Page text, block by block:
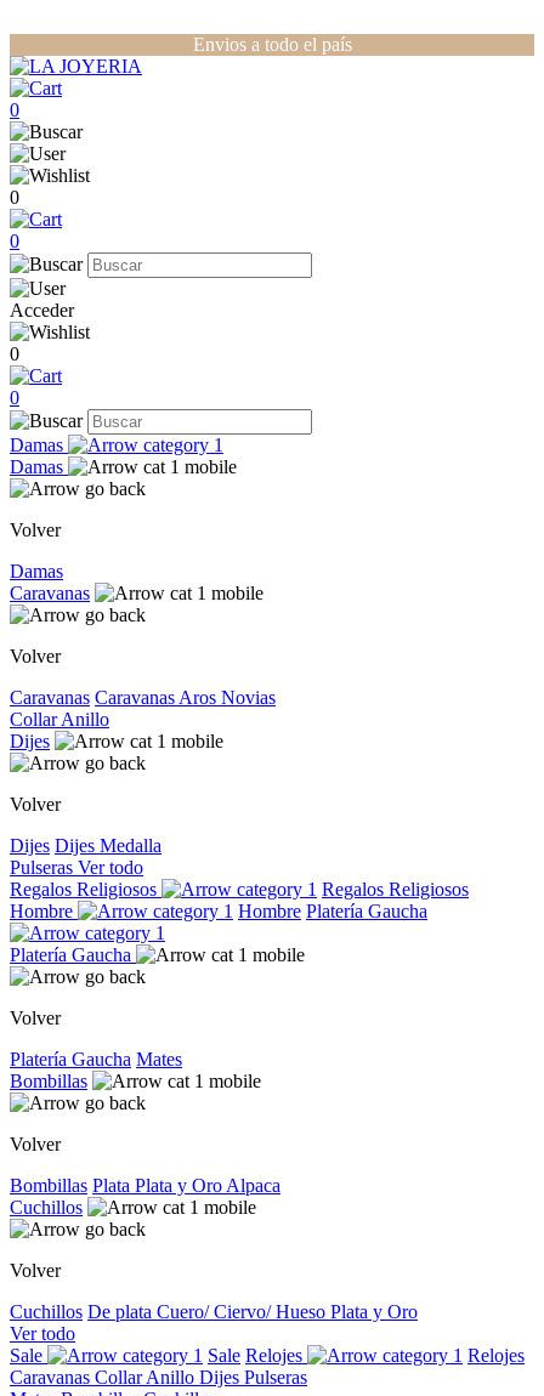
Envios a todo el país
0
0
0
Acceder
0
0
Damas
Damas
Volver
Damas
Caravanas
Volver
Caravanas Caravanas Aros Novias
CollarAnillo
Dijes
Volver
Dijes Dijes Medalla
Pulseras Ver todo
Regalos Religiosos
Regalos Religiosos
Hombre
Hombre Platería Gaucha
Platería Gaucha
Volver
Platería Gaucha Mates
Bombillas
Volver
Bombillas Plata Plata y Oro Alpaca
Cuchillos
Volver
Cuchillos De plata Cuero/ Ciervo/ Hueso Plata y Oro
Ver todo
Sale
Sale Relojes
Relojes
Caravanas CollarAnillo Dijes Pulseras